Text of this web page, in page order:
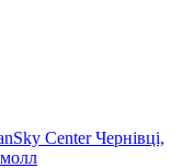
CenterЧернівці,